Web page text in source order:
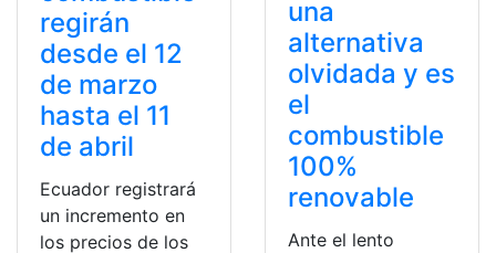
regirán
desde el 12
de marzo
hasta el 11
de abril
Ecuador registrará
un incremento en
los precios de los
una
alternativa
olvidada y es
el
combustible
100%
renovable
Ante el lento